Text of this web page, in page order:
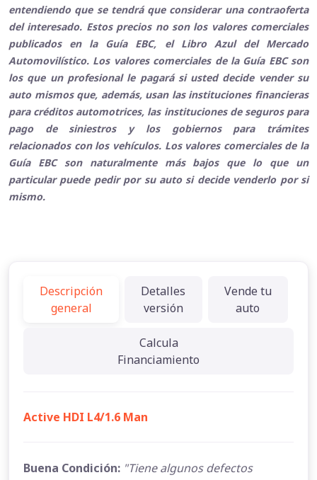
entendiendo que se tendrá que considerar una contraoferta
del interesado. Estos precios no son los valores comerciales
publicados en la Guía EBC, el Libro Azul del Mercado
Automovilístico. Los valores comerciales de la Guía EBC son
los que un profesional le pagará si usted decide vender su
auto mismos que, además, usan las instituciones financieras
para créditos automotrices, las instituciones de seguros para
pago de siniestros y los gobiernos para trámites
relacionados con los vehículos. Los valores comerciales de la
Guía EBC son naturalmente más bajos que lo que un
particular puede pedir por su auto si decide venderlo por si
mismo.
Descripción
general
Detalles
versión
Vende tu
auto
Calcula
Financiamiento
Active HDI L4/1.6 Man
Buena Condición: "Tiene algunos defectos